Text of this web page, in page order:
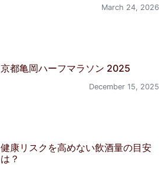
March 24, 2026
京都亀岡ハーフマラソン 2025
December 15, 2025
健康リスクを高めない飲酒量の目安
は？